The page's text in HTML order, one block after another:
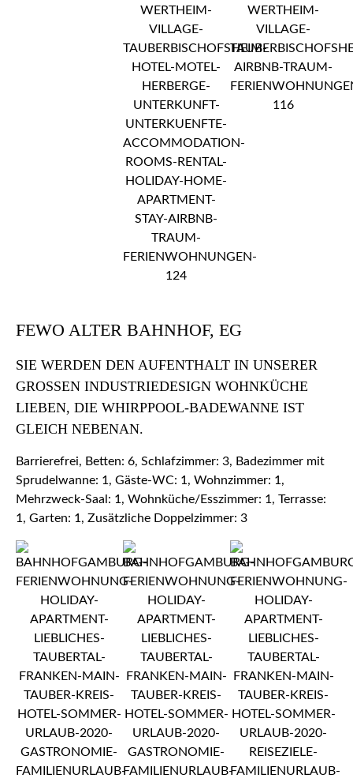
FEWO ALTER BAHNHOF, EG
SIE WERDEN DEN AUFENTHALT IN UNSERER
GROSSEN INDUSTRIEDESIGN WOHNKÜCHE L
IEBEN, DIE WHIRPPOOL-BADEWANNE IST G
LEICH NEBENAN.
Barrierefrei, Betten: 6, Schlafzimmer: 3, Badezimmer mit
Sprudelwanne: 1, Gäste-WC: 1, Wohnzimmer: 1,
Mehrzweck-Saal: 1, Wohnküche/Esszimmer: 1, Terrasse:
1, Garten: 1, Zusätzliche Doppelzimmer: 3